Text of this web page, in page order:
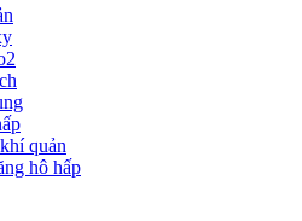
quản
hô hấp